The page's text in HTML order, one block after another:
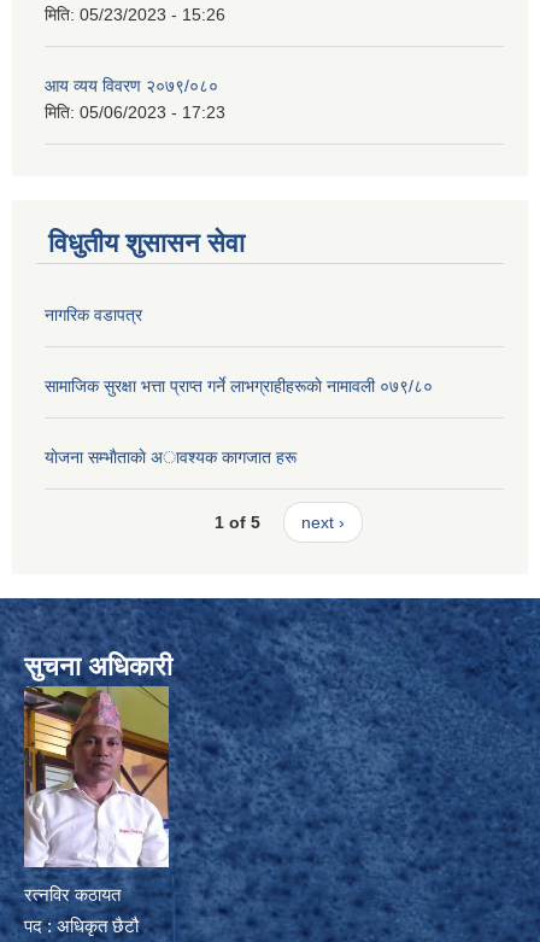
मिति: 05/23/2023 - 15:26
आय व्यय विवरण २०७९/०८०
मिति: 05/06/2023 - 17:23
विधुतीय शुसासन सेवा
नागरिक वडापत्र
सामाजिक सुरक्षा भत्ता प्राप्त गर्ने लाभग्राहीहरूकाे नामावली ०७९/८०
याेजना सम्भाैताकाे अावश्यक कागजात हरू
1 of 5 next ›
सुचना अधिकारी
रत्नविर कठायत
पद : अधिकृत छैटौ